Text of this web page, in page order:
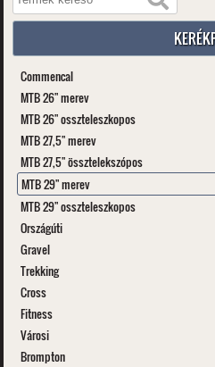
Commencal
MTB 26" merev
MTB 26" osszteleszkopos
MTB 27,5" merev
MTB 27,5" össztelekszópos
MTB 29" merev
MTB 29" osszteleszkopos
Országúti
Gravel
Trekking
Cross
Fitness
Városi
Brompton